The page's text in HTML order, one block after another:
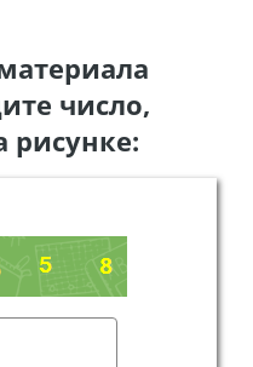
число,
рисунке: